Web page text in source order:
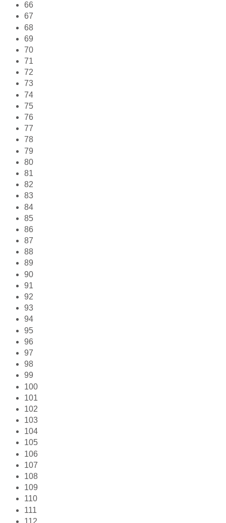
66
67
68
69
70
71
72
73
74
75
76
77
78
79
80
81
82
83
84
85
86
87
88
89
90
91
92
93
94
95
96
97
98
99
100
101
102
103
104
105
106
107
108
109
110
111
112